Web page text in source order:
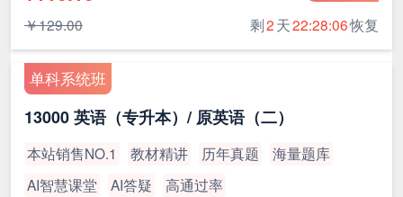
￥129.00 剩2天22:28:05恢复
单科系统班
13000 英语（专升本）/ 原英语（二）
本站销售NO.1 教材精讲 历年真题
海量题库
AI智慧课堂
AI答疑 高通过率